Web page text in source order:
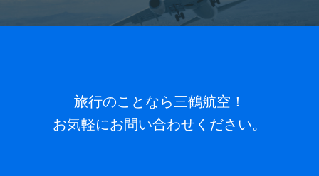
旅行のことなら三鶴航空！
お気軽にお問い合わせください。